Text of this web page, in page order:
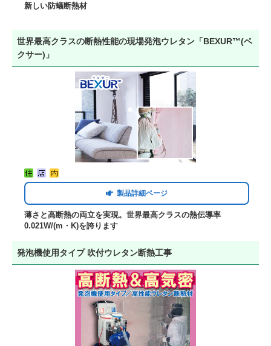
新しい防蟻断熱材
世界最高クラスの断熱性能の現場発泡ウレタン「BEXUR™(ベ
クサー)」
製品詳細ページ
薄さと高断熱の両立を実現。世界最高クラスの熱伝導率
0.021W/(m・K)を誇ります
発泡機使用タイプ 吹付ウレタン断熱工事